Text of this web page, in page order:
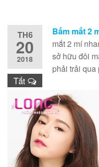
TH6
20
2018
Tắt
Bấm mắt 2
mắt 2 mí
sở hữu đôi
phải trải qua